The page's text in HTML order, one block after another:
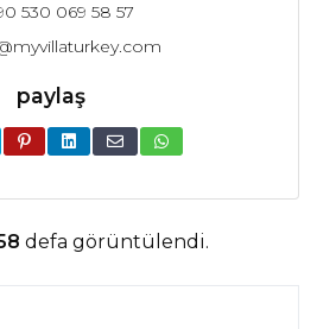
530 069 58 57
paylaş
defa görüntülendi.